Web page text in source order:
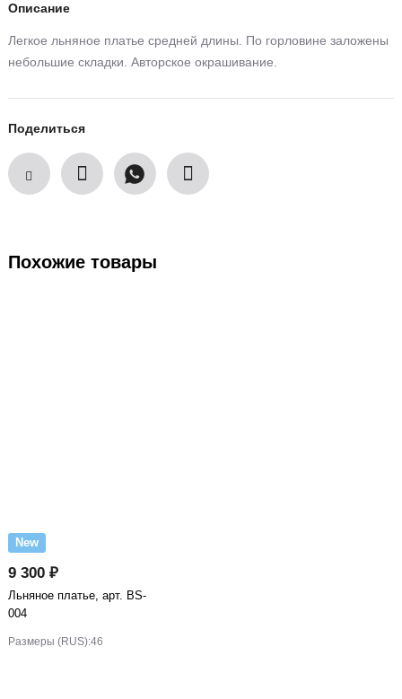
Описание
Легкое льняное платье средней длины. По горловине заложены
небольшие складки. Авторское окрашивание.
Поделиться
Похожие товары
New
9 300 ₽
Льняное платье, арт. BS-
004
Размеры (RUS):46